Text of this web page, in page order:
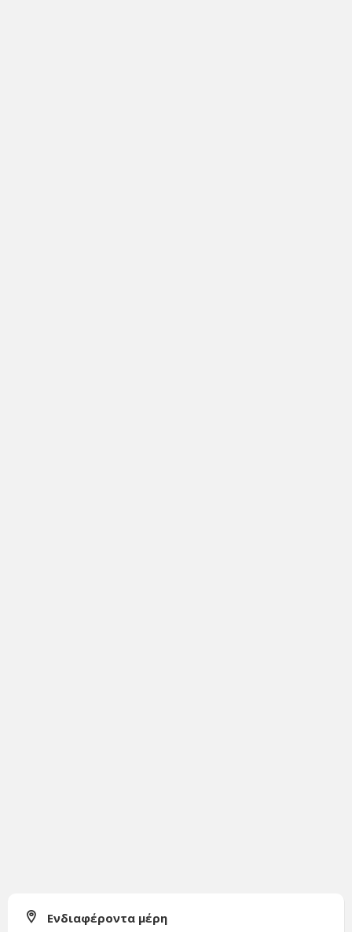
Ενδιαφέροντα μέρη